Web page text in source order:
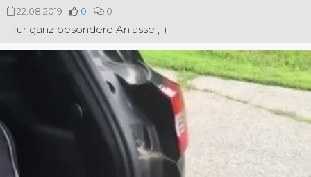
22.08.2019 0 0
...für ganz besondere Anlässe ;-)